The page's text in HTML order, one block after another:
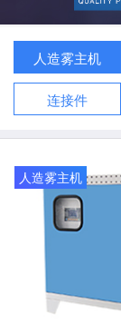
人造雾主机
连接件
人造雾主机